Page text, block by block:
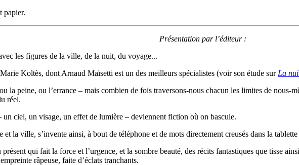
papier.
Présentation par l’éditeur :
les figures de la ville, de la nuit, du voyage...
Koltès, dont Arnaud Maïsetti est un des meilleurs spécialistes (voir son étude sur La
la peine, ou l’errance – mais combien de fois traversons-nous chacun les limites de nous-
réel.
ciel, un visage, un effet de lumière – deviennent fiction où on bascule.
la ville, s’invente ainsi, à bout de téléphone et de mots directement creusés dans la
présent qui fait la force et l’urgence, et la sombre beauté, des récits fantastiques que tisse
râpeuse, faite d’éclats tranchants.